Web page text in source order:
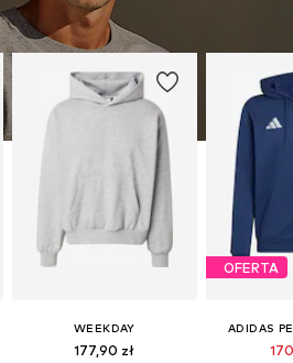
WEEKDAY
177,90 zł
OFERTA
ADIDAS